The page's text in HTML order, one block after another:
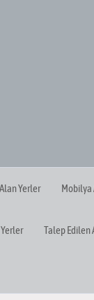
Yerler
Talep Edilen